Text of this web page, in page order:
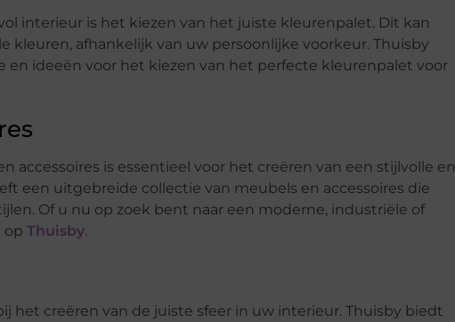
interieur is het kiezen van het juiste kleurenpalet. Dit kan
kleuren, afhankelijk van uw persoonlijke voorkeur. Thuisby
en ideeën voor het kiezen van het perfecte kleurenpalet voor
accessoires is essentieel voor het creëren van een stijlvolle en
een uitgebreide collectie van meubels en accessoires die
Of u nu op zoek bent naar een moderne, industriële of
op Thuisby.
het creëren van de juiste sfeer in uw interieur. Thuisby biedt